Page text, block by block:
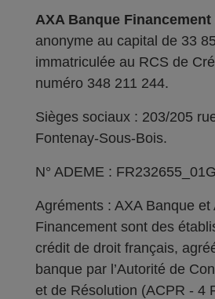
AXA Banque Financement
anonyme au capital de 33
immatriculée au RCS de
numéro 348 211 244.
Sièges sociaux : 203/205
Fontenay-Sous-Bois.
N° ADEME :
Agréments : AXA Banque et
Financement sont des
crédit de droit français,
banque par l’Autorité de
et de Résolution (ACPR - 4